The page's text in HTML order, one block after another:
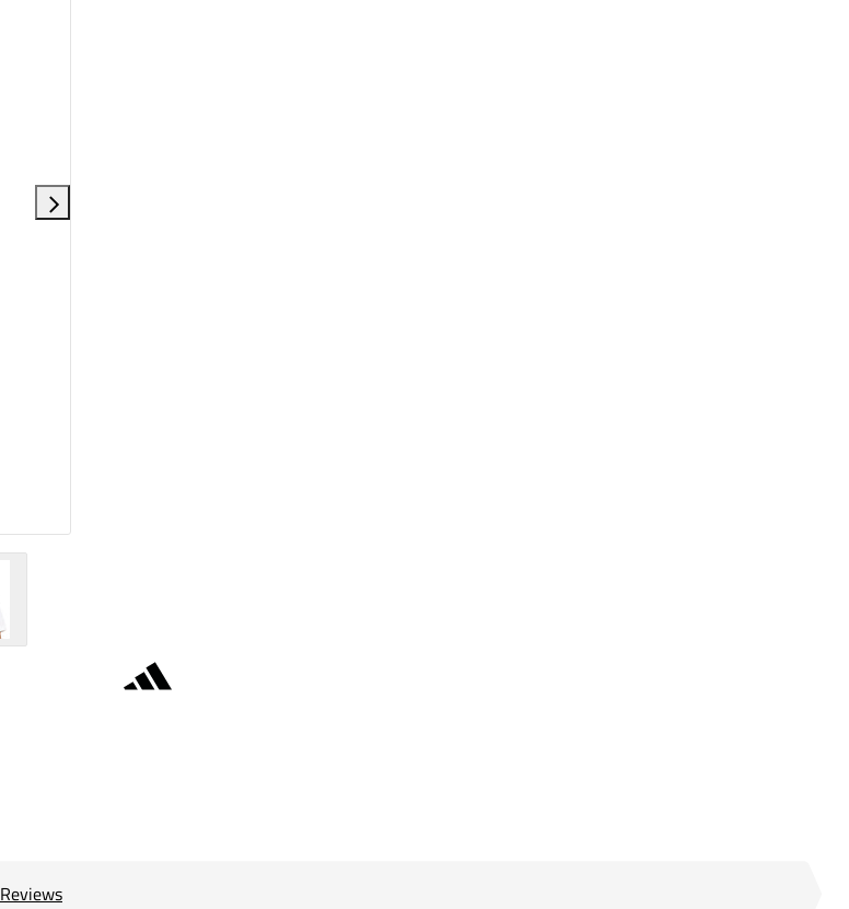
Reviews